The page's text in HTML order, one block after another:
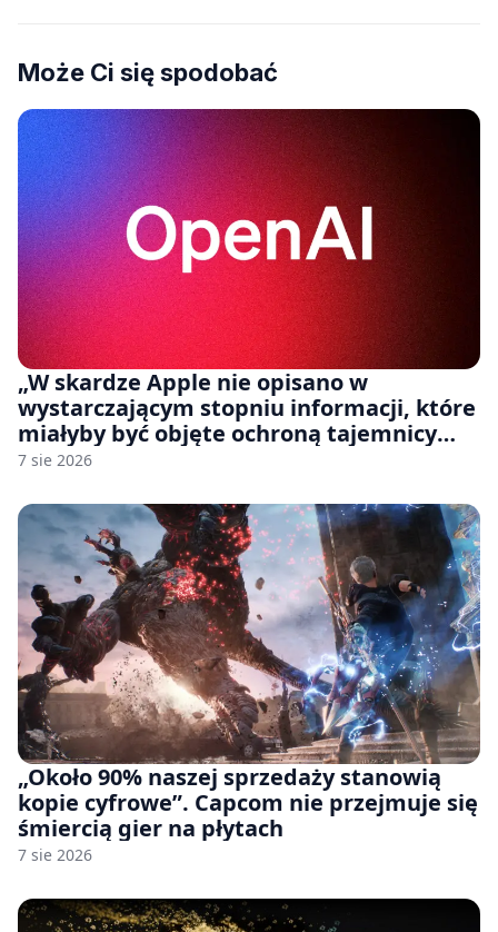
Może Ci się spodobać
„W skardze Apple nie opisano w
wystarczającym stopniu informacji, które
miałyby być objęte ochroną tajemnicy
handlowej”. OpenAI żąda odrzucenia
7 sie 2026
„Około 90% naszej sprzedaży stanowią
kopie cyfrowe”. Capcom nie przejmuje się
śmiercią gier na płytach
7 sie 2026